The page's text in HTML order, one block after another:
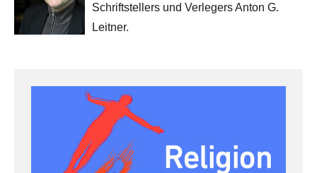
Schriftstellers und Verlegers Anton G.
Leitner.